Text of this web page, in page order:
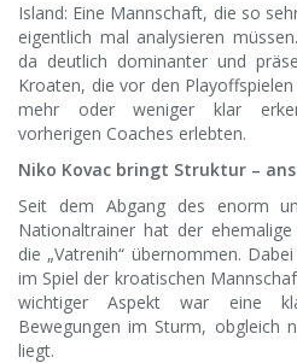
Island: Eine Mannschaft, die so
eigentlich mal analysieren
da deutlich dominanter und
Kroaten, die vor den
mehr oder weniger klar
vorherigen Coaches erlebten.
Niko Kovac bringt Struktur –
Seit dem Abgang des enorm
Nationaltrainer hat der
die „Vatrenih“ übernommen.
im Spiel der kroatischen
wichtiger Aspekt war eine
Bewegungen im Sturm, obgleich
liegt.